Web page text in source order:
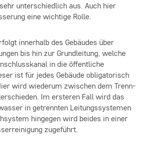
unterschiedlich aus. Auch hier
eine wichtige Rolle.
innerhalb des Gebäudes über
bis hin zur Grundleitung, welche
in die öffentliche
ist für jedes Gebäude obligatorisch
wird wiederum zwischen dem Trenn-
Im ersteren Fall wird das
in getrennten Leitungssystemen
hingegen wird beides in einer
zugeführt.